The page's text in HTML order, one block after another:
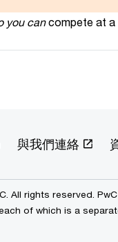
you can compete at a
與我們連絡
All rights reserved.
of which is a